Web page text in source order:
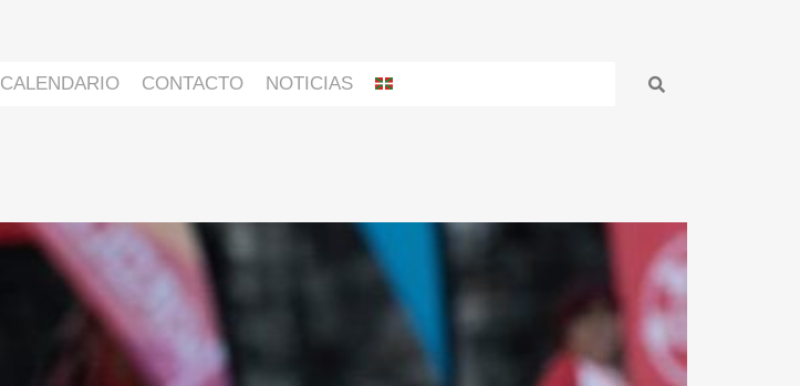
CALENDARIO CONTACTO NOTICIAS